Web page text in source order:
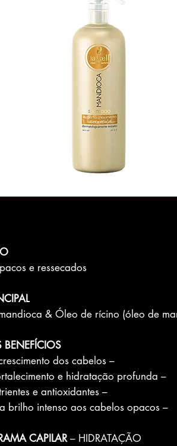
e ressecados.
& Óleo de rícino (óleo de
BENEFÍCIOS
– Auxilia no crescimento dos cabelos
– Promove fortalecimento e hidratação profunda
– Rica em nutrientes e antioxidantes
– Proporciona brilho intenso aos cabelos opacos
CAPILAR– HIDRATAÇÃO